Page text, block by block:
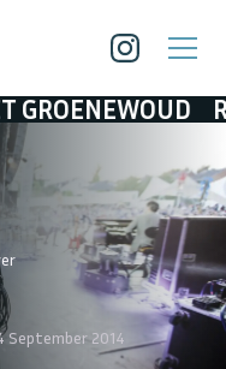
RAYMOND
September 2014